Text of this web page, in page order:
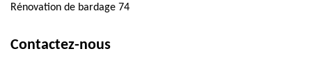
Rénovation de bardage 74
Contactez-nous